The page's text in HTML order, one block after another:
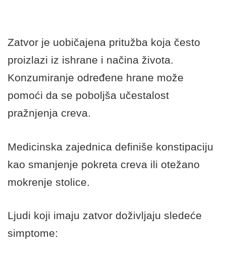
Zatvor je uobičajena pritužba koja često
proizlazi iz ishrane i načina života.
Konzumiranje određene hrane može
pomoći da se poboljša učestalost
pražnjenja creva.
Medicinska zajednica definiše konstipaciju
kao smanjenje pokreta creva ili otežano
mokrenje stolice.
Ljudi koji imaju zatvor doživljaju sledeće
simptome: